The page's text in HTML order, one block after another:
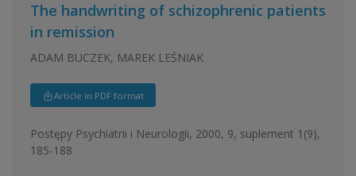
The handwriting of schizophrenic patients
in remission
ADAM BUCZEK, MAREK LEŚNIAK
Article in PDF format
Postępy Psychiatrii i Neurologii, 2000, 9, suplement 1(9),
185-188